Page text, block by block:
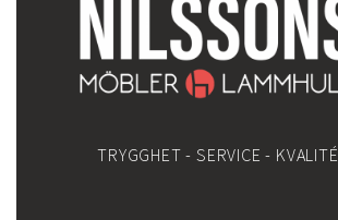
TRYGGHET - SERVICE - KVALITÉ